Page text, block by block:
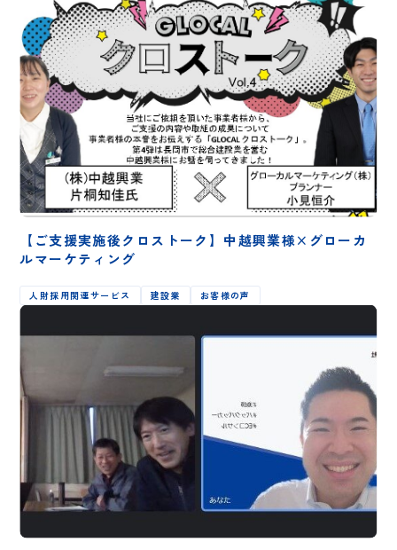
【ご支援実施後クロストーク】中越興業様×グローカ
ルマーケティング
人財採用関連サービス 建設業 お客様の声